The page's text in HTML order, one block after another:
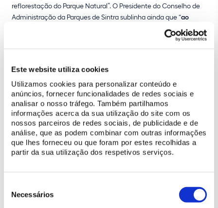
Este website utiliza cookies
Utilizamos cookies para personalizar conteúdo e
anúncios, fornecer funcionalidades de redes sociais e
analisar o nosso tráfego. Também partilhamos
informações acerca da sua utilização do site com os
nossos parceiros de redes sociais, de publicidade e de
análise, que as podem combinar com outras informações
que lhes forneceu ou que foram por estes recolhidas a
partir da sua utilização dos respetivos serviços.
Necessários
reflorestação do Parque Natural”. O Presidente do Conselho de
Administração da Parques de Sintra sublinha ainda que “ao
entrar no palácio, cada pessoa estará também a tomar parte
num esforço de renovação da paisagem, através de um gesto
pequeno à escala individual, mas muito significativo na
Ao longo da noite, o percurso no Palácio Nacional de Sintra será
ainda acompanhado porapontamentos musicais , criando uma
atmosfera de maior intimidade e emoção, em diálogo com a
história, a beleza e a singularidade deste lugar. A música surgirá
como linguagem de encontro, ajudando a tornar esta
experiência mais sensorial e memorável. Vai poder encontrar
várias
formações musicais , em diversas salas do Palácio, tais
como quarteto de cordas com piano, piano solo, violino solo,
guitarra e voz, entre outros.
A iniciativa nasce, assim, da vontade de
unir património,
numa mesma experiência. Porque